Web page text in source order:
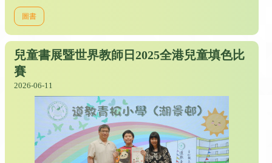
圖書
兒童書展暨世界教師日2025全港兒童填色比
賽
2026-06-11